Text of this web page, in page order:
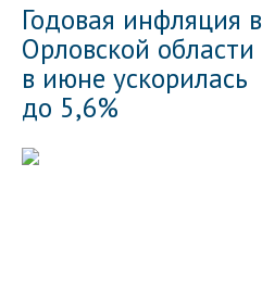
Годовая инфляция в
Орловской области
в июне ускорилась
до 5,6%